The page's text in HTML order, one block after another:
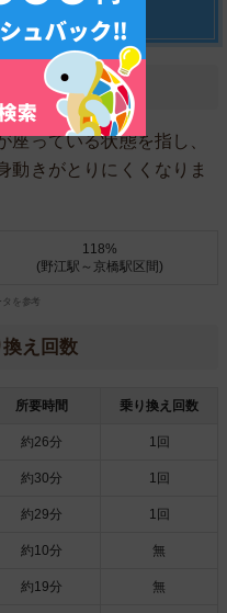
座っている状態を指し、
動きがとりにくくなりま
118%
(野江駅～京橋駅区間)
を参考
え回数
所要時間 乗り換え回数
約26分 1回
約30分 1回
約29分 1回
約10分 無
約19分 無